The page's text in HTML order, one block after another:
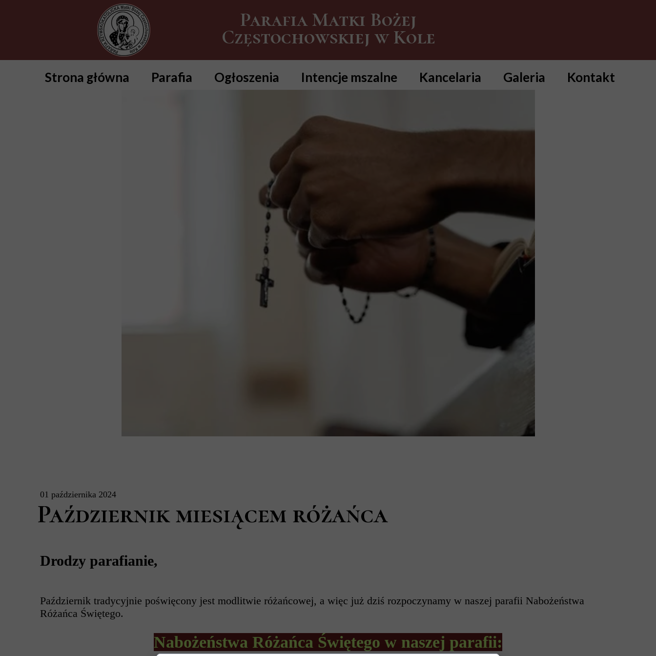
Strona główna Parafia Ogłoszenia Intencje mszalne Kancelaria Galeria Kontakt
Parafia Matki Bożej
Częstochowskiej w Kole
01 października 2024
Październik miesiącem różańca
Drodzy parafianie,
Październik tradycyjnie poświęcony jest modlitwie różańcowej, a więc już dziś rozpoczynamy w naszej parafii Nabożeństwa
Różańca Świętego.
Nabożeństwa Różańca Świętego w naszej parafii: